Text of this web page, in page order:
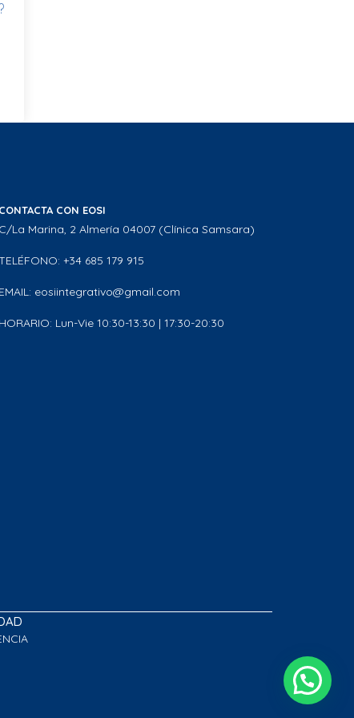
CONTACTA CON EOSI
C/La Marina, 2 Almería 04007 (Clínica Samsara)
+34 685 179 915
EMAIL: eosiintegrativo@gmail.com
HORARIO: Lun-Vie 10:30-13:30 | 17:30-20:30